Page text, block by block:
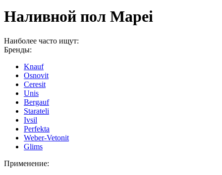
Наливной пол Mapei
Наиболее часто ищут:
Бренды:
Knauf
Osnovit
Ceresit
Unis
Bergauf
Starateli
Ivsil
Perfekta
Weber-Vetonit
Glims
Применение: